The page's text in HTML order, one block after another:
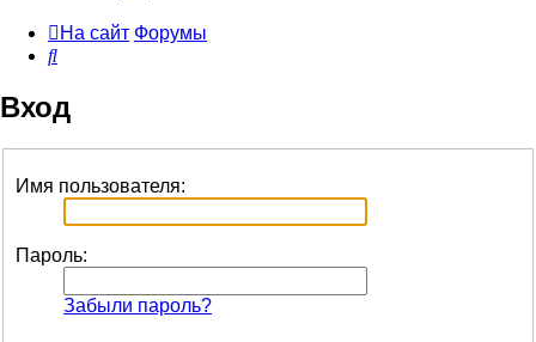
На сайт Форумы
Поиск
Вход
Имя пользователя:
Пароль:
Забыли пароль?